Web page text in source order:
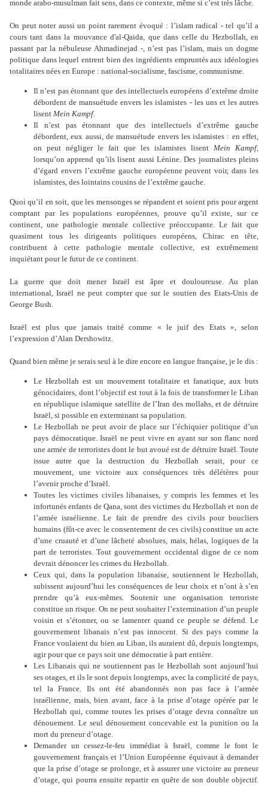
monde arabo-musulman fait sens, dans ce contexte, même si c’est très lâche.
On peut noter aussi un point rarement évoqué : l’islam radical - tel qu’il a
cours tant dans la mouvance d'al-Qaida, que dans celle du Hezbollah, en
passant par la nébuleuse Ahmadinejad -, n’est pas l’islam, mais un dogme
politique dans lequel entrent bien des ingrédients empruntés aux idéologies
totalitaires nées en Europe : national-socialisme, fascisme, communisme.
Il n’est pas étonnant que des intellectuels européens d’extrême droite
débordent de mansuétude envers les islamistes - les uns et les autres
lisent Mein Kampf.
Il n’est pas étonnant que des intellectuels d’extrême gauche
débordent, eux aussi, de mansuétude envers les islamistes : en effet,
on peut négliger le fait que les islamistes lisent Mein Kampf,
lorsqu’on apprend qu’ils lisent aussi Lénine. Des journalistes pleins
d’égard envers l’extrême gauche européenne peuvent voir, dans les
islamistes, des lointains cousins de l’extrême gauche.
Quoi qu’il en soit, que les mensonges se répandent et soient pris pour argent
comptant par les populations européennes, prouve qu’il existe, sur ce
continent, une pathologie mentale collective préoccupante. Le fait que
quasiment tous les dirigeants politiques européens, Chirac en tête,
contribuent à cette pathologie mentale collective, est extrêmement
inquiétant pour le futur de ce continent.
La guerre que doit mener Israël est âpre et douloureuse. Au plan
international, Israël ne peut compter que sur le soutien des Etats-Unis de
George Bush.
Israël est plus que jamais traité comme « le juif des Etats », selon
l’expression d’Alan Dershowitz.
Quand bien même je serais seul à le dire encore en langue française, je le dis :
Le Hezbollah est un mouvement totalitaire et fanatique, aux buts
génocidaires, dont l’objectif est tout à la fois de transformer le Liban
en république islamique satellite de l’Iran des mollahs, et de détruire
Israël, si possible en exterminant sa population.
Le Hezbollah ne peut avoir de place sur l’échiquier politique d’un
pays démocratique. Israël ne peut vivre en ayant sur son flanc nord
une armée de terroristes dont le but avoué est de détruire Israël. Toute
issue autre que la destruction du Hezbollah serait, pour ce
mouvement, une victoire aux conséquences très délétères pour
l’avenir proche d’Israël.
Toutes les victimes civiles libanaises, y compris les femmes et les
infortunés enfants de Qana, sont des victimes du Hezbollah et non de
l’armée israélienne. Le fait de prendre des civils pour boucliers
humains (fût-ce avec le consentement de ces civils) constitue un acte
d’une cruauté et d’une lâcheté absolues, mais, hélas, logiques de la
part de terroristes. Tout gouvernement occidental digne de ce nom
devrait dénoncer les crimes du Hezbollah.
Ceux qui, dans la population libanaise, soutiennent le Hezbollah,
subissent aujourd’hui les conséquences de leur choix et n’ont à s’en
prendre qu’à eux-mêmes. Soutenir une organisation terroriste
constitue un risque. On ne peut souhaiter l’extermination d’un peuple
voisin et s’étonner, ou se lamenter quand ce peuple se défend. Le
gouvernement libanais n’est pas innocent. Si des pays comme la
France voulaient du bien au Liban, ils auraient dû, depuis longtemps,
agir pour que ce pays soit une démocratie à part entière.
Les Libanais qui ne soutiennent pas le Hezbollah sont aujourd’hui
ses otages, et ils le sont depuis longtemps, avec la complicité de pays,
tel la France. Ils ont été abandonnés non pas face à l’armée
israélienne, mais, bien avant, face à la prise d’otage opérée par le
Hezbollah qui, comme toutes les prises d’otage devra connaître un
dénouement. Le seul dénouement concevable est la punition ou la
mort du preneur d’otage.
Demander un cessez-le-feu immédiat à Israël, comme le font le
gouvernement français et l’Union Européenne équivaut à demander
que la prise d’otage se prolonge, et à assurer une victoire au preneur
d’otage, qui pourra ensuite repartir en quête de son double objectif.